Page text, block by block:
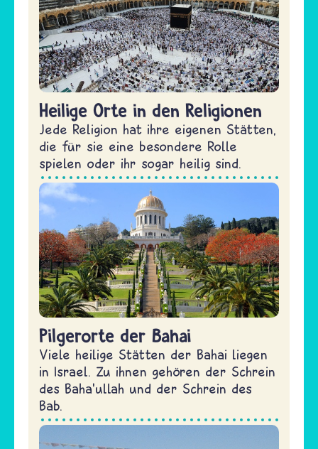
Heilige Orte in den Religionen
Jede Religion hat ihre eigenen Stätten,
die für sie eine besondere Rolle
spielen oder ihr sogar heilig sind.
Pilgerorte der Bahai
Viele heilige Stätten der Bahai liegen
in Israel. Zu ihnen gehören der Schrein
des Baha’ullah und der Schrein des
Bab.